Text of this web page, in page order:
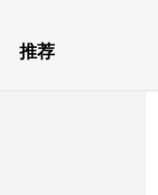
推荐